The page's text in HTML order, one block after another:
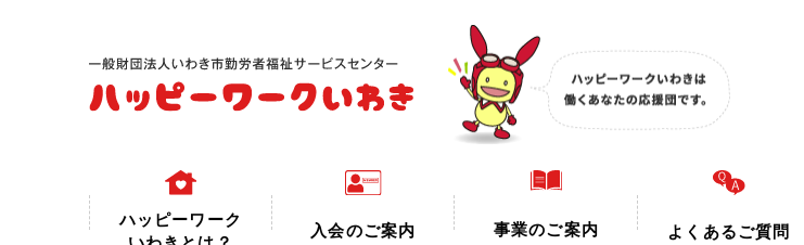
ハッピーワーク
入会のご案内 事業のご案内 よくあるご質問